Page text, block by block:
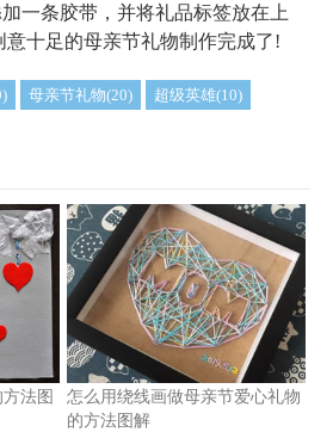
一条胶带，并将礼品标签放在上
十足的母亲节礼物制作完成了!
母亲节礼物(20) 超级英雄(10)
法图
怎么用绕线画做母亲节爱心礼物
的方法图解